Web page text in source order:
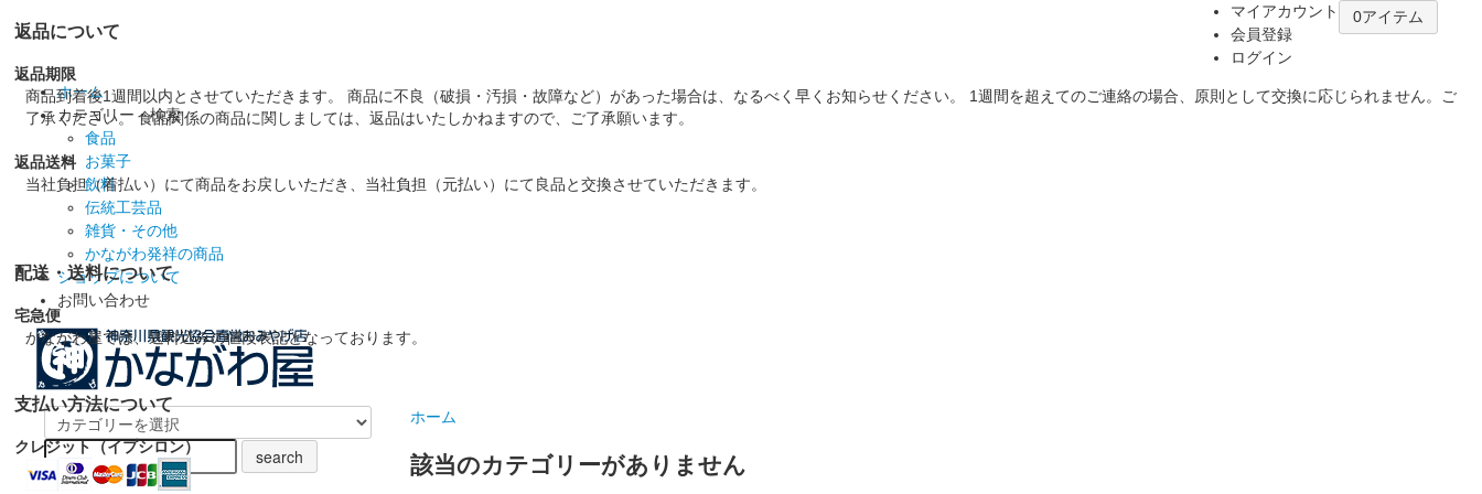
0アイテム
マイアカウント
会員登録
ログイン
ホーム
カテゴリー・検索
食品
お菓子
飲料
伝統工芸品
雑貨・その他
かながわ発祥の商品
ショップについて
お問い合わせ
ホーム
該当のカテゴリーがありません
返品について
返品期限
商品到着後1週間以内とさせていただきます。 商品に不良（破損・汚損・故障など）があった場合は、なるべく早くお知らせください。 1週間を超えてのご連絡の場合、原則として交換に応じられません。ご
了承ください。 食品関係の商品に関しましては、返品はいたしかねますので、ご了承願います。
返品送料
当社負担（着払い）にて商品をお戻しいただき、当社負担（元払い）にて良品と交換させていただきます。
配送・送料について
宅急便
かながわ屋では、送料込みの値段表記となっております。
支払い方法について
クレジット（イプシロン）